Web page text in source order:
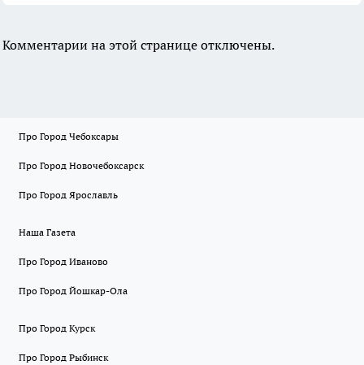
Комментарии на этой странице отключены.
Про Город Чебоксары
Про Город Новочебоксарск
Про Город Ярославль
Наша Газета
Про Город Иваново
Про Город Йошкар-Ола
Про Город Курск
Про Город Рыбинск